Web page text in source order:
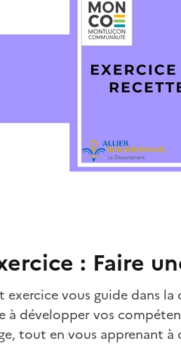
: Faire
exercice vous guide dans
à développer vos
tout en vous apprenant à